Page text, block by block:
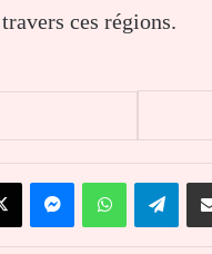
ces régions.
X MessengerWhatsApp